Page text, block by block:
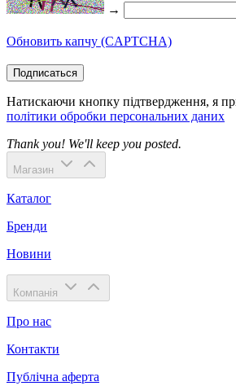
→
Обновить капчу (CAPTCHA)
Подписаться
Натискаючи кнопку підтвердження, я
політики обробки персональних даних
Thank you! We'll keep you posted.
Магазин
Каталог
Бренди
Новини
Компанія
Про нас
Контакти
Публічна аферта